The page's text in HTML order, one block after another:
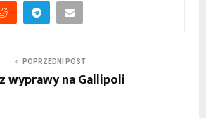
POPRZEDNI POST
wyprawy na Gallipoli